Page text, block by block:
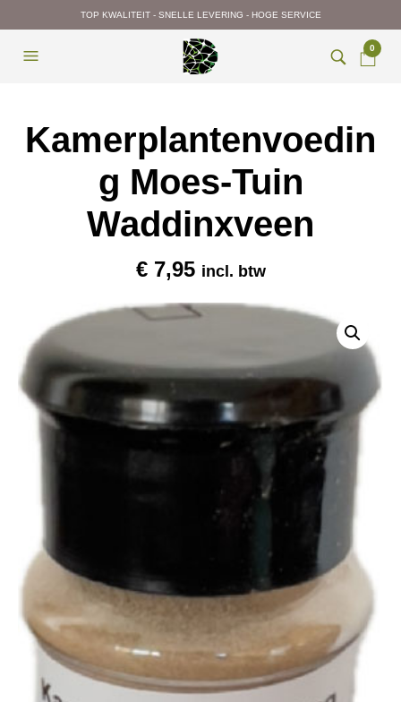
TOP KWALITEIT - SNELLE LEVERING - HOGE SERVICE
0
Kamerplantenvoedin
g Moes-Tuin
Waddinxveen
€7,95 incl. btw